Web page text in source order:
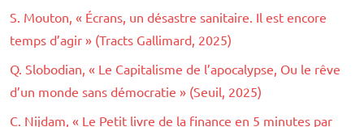
S. Mouton, « Écrans, un désastre sanitaire. Il est encore
temps d’agir » (Tracts Gallimard, 2025)
Q. Slobodian, « Le Capitalisme de l’apocalypse, Ou le rêve
d’un monde sans démocratie » (Seuil, 2025)
C. Nijdam, « Le Petit livre de la finance en 5 minutes par